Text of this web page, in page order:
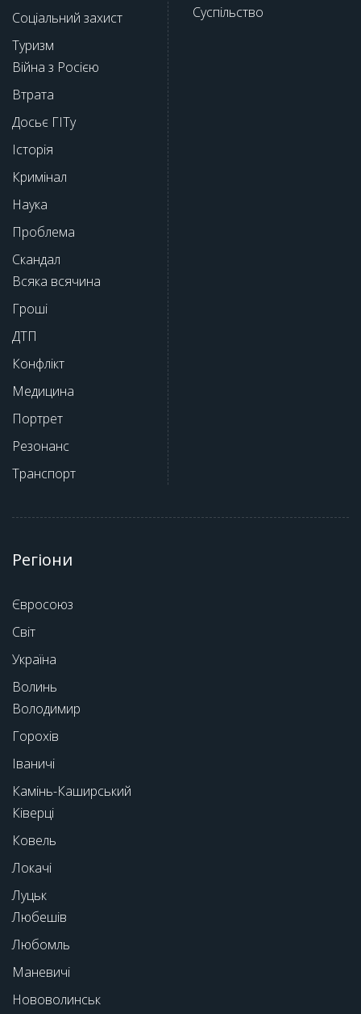
Соціальний захист
Туризм
Війна з Росією
Втрата
Досьє ГІТу
Історія
Кримінал
Наука
Проблема
Скандал
Всяка всячина
Гроші
ДТП
Конфлікт
Медицина
Портрет
Резонанс
Транспорт
Суспільство
Регіони
Євросоюз
Світ
Україна
Волинь
Володимир
Горохів
Іваничі
Камінь-Каширський
Ківерці
Ковель
Локачі
Луцьк
Любешів
Любомль
Маневичі
Нововолинськ